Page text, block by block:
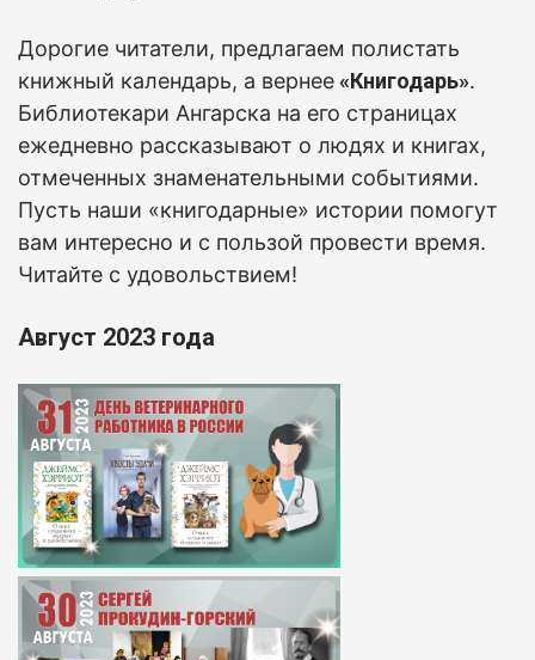
Дорогие читатели, предлагаем полистать
книжный календарь, а вернее«Книгодарь».
Библиотекари Ангарска на его страницах
ежедневно рассказывают о людях и книгах,
отмеченных знаменательными событиями.
Пусть наши «книгодарные» истории помогут
вам интересно и с пользой провести время.
Читайте с удовольствием!
Август 2023 года